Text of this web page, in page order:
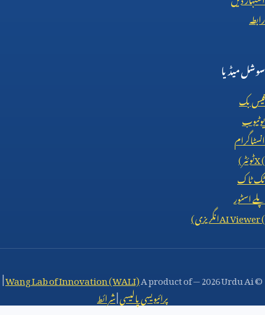
رابطہ
سوشل میڈیا
فیس بک
یوٹیوب
انسٹاگرام
X (ٹوئٹر)
ٹک ٹاک
پلے اسٹور
AI Viewer (انگریزی)
©
2026 Urdu Ai
—
A product of
Wang Lab of Innovation (WALI)
|
پرائیویسی پالیسی|شرائط